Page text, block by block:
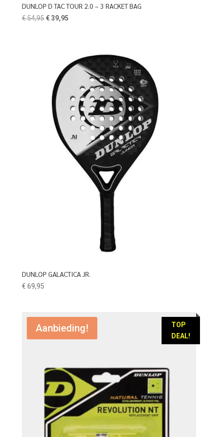
DUNLOP D TAC TOUR 2.0 – 3 RACKET BAG
€54,95 Oorspronkelijke
€39,95Huidige
DUNLOP GALACTICA JR.
€ 69,95
TOP
DEAL!
Aanbieding!